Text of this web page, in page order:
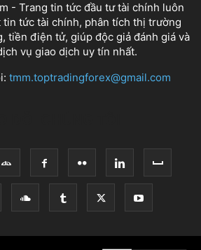
- Trang tin tức đầu tư tài chính luôn
tin tức tài chính, phân tích thị trường
tiền điện tử, giúp độc giả đánh giá và
vụ giao dịch uy tín nhất.
tmm.toptradingforex@gmail.com